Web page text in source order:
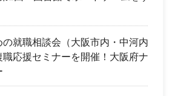
就職相談会（大阪市内・中河内
応援セミナーを開催！大阪府ナ